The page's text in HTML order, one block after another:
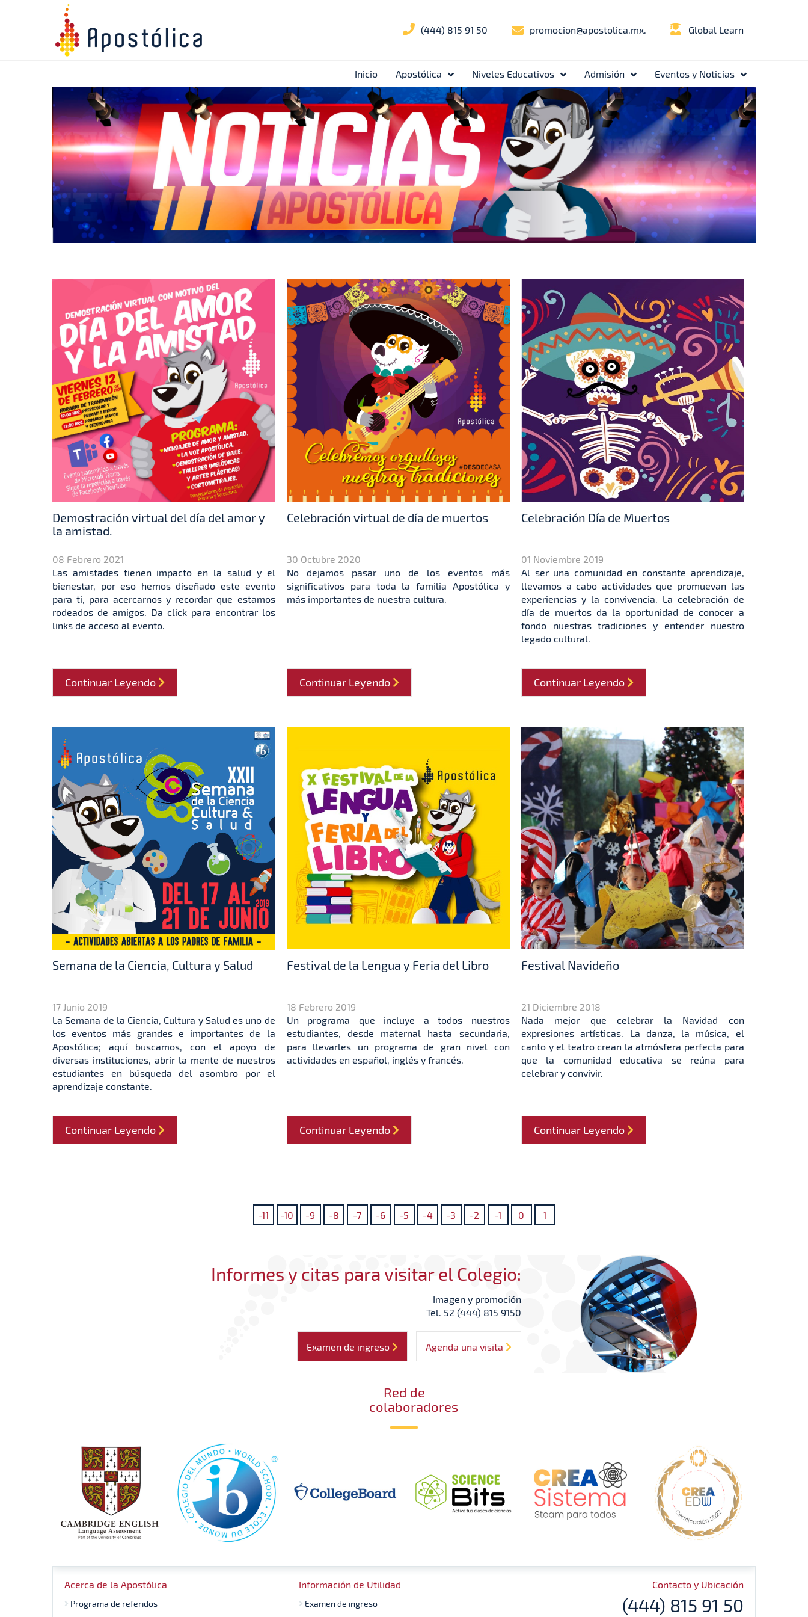
Global Learn
promocion@apostolica.mx.
(444) 815 91 50
Inicio Apostólica Niveles Educativos Admisión Eventos y Noticias
Demostración virtual del día del amor y
la amistad.
08 Febrero 2021
Las amistades tienen impacto en la salud y el
bienestar, por eso hemos diseñado este evento
para ti, para acercarnos y recordar que estamos
rodeados de amigos. Da click para encontrar los
links de acceso al evento.
Continuar Leyendo
Celebración virtual de día de muertos
30 Octubre 2020
No dejamos pasar uno de los eventos más
significativos para toda la familia Apostólica y
más importantes de nuestra cultura.
Continuar Leyendo
Celebración Día de Muertos
01 Noviembre 2019
Al ser una comunidad en constante aprendizaje,
llevamos a cabo actividades que promuevan las
experiencias y la convivencia. La celebración de
día de muertos da la oportunidad de conocer a
fondo nuestras tradiciones y entender nuestro
legado cultural.
Continuar Leyendo
Semana de la Ciencia, Cultura y Salud
17 Junio 2019
La Semana de la Ciencia, Cultura y Salud es uno de
los eventos más grandes e importantes de la
Apostólica; aquí buscamos, con el apoyo de
diversas instituciones, abrir la mente de nuestros
estudiantes en búsqueda del asombro por el
aprendizaje constante.
Continuar Leyendo
Festival de la Lengua y Feria del Libro
18 Febrero 2019
Un programa que incluye a todos nuestros
estudiantes, desde maternal hasta secundaria,
para llevarles un programa de gran nivel con
actividades en español, inglés y francés.
Continuar Leyendo
Festival Navideño
21 Diciembre 2018
Nada mejor que celebrar la Navidad con
expresiones artísticas. La danza, la música, el
canto y el teatro crean la atmósfera perfecta para
que la comunidad educativa se reúna para
celebrar y convivir.
Continuar Leyendo
-11 -10 -9 -8 -7 -6 -5 -4 -3 -2 -1 0 1
Informes y citas para visitar el Colegio:
Imagen y promoción
Tel. 52 (444) 815 9150
Examen de ingreso Agenda una visita
Red de
colaboradores
Acerca de la Apostólica
Programa de referidos
Información de Utilidad
Examen de ingreso
Contacto y Ubicación
(444) 815 91 50